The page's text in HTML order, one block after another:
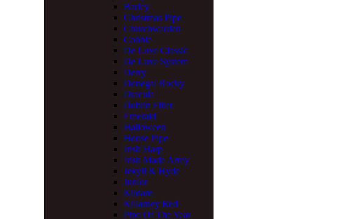
Barley
Christmas Pipe
Churchwarden
Cobble
De Luxe Classic
De Luxe System
Derry
Donegal Rocky
Dracula
Dublin Filter
Emerald
Halloween
House Pipe
Irish Harp
Irish Made Army
Jekyll & Hyde
Junior
Kildare
Killarney Red
Pipe Of The Year